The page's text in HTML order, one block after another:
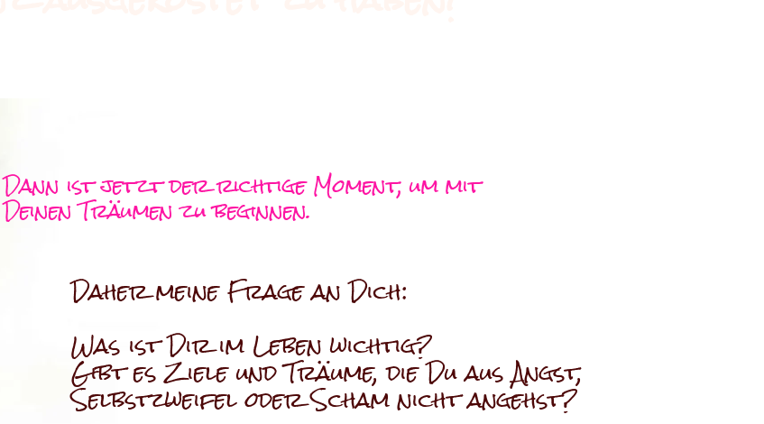
Daher meine Frage an Dich:
Was ist Dir im Leben wichtig?
Gibt es Ziele und Träume, die Du aus Angst,
Selbstzweifel oder Scham nicht angehst?
Dann ist jetzt der richtige Moment, um mit
Deinen Träumen zu beginnen.